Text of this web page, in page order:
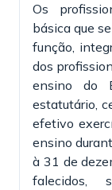
Os
básica que
função,
dos
ensino do
estatutário,
efetivo
ensino
à 31 de
falecidos,